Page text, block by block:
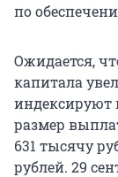
по
Ожидается,
капитала
индексируют
размер
631 тысячу
рублей. 29